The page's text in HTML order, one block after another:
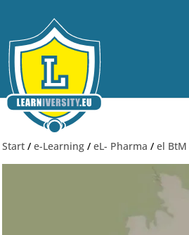
Start /e-Learning /eL- Pharma /el BtM